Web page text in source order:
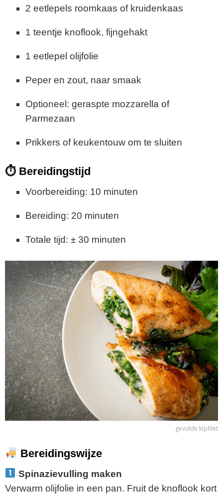
2 eetlepels roomkaas of kruidenkaas
1 teentje knoflook, fijngehakt
1 eetlepel olijfolie
Peper en zout, naar smaak
Optioneel: geraspte mozzarella of
Parmezaan
Prikkers of keukentouw om te sluiten
⏱ Bereidingstijd
Voorbereiding: 10 minuten
Bereiding: 20 minuten
Totale tijd: ± 30 minuten
gevulde kipfilet
Bereidingswijze
Spinazievulling maken
Verwarm olijfolie in een pan. Fruit de knoflook kort